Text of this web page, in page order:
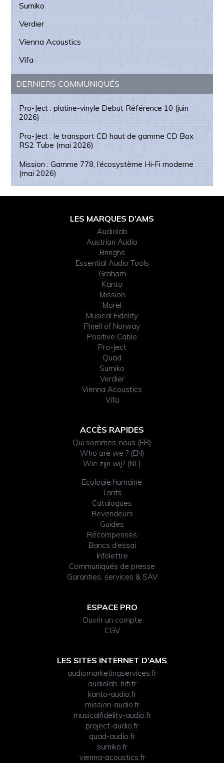
Sumiko
Verdier
Vienna Acoustics
Vifa
DERNIERS COMMUNIQUÉS
Pro-Ject : platine-vinyle Debut Référence 10 (juin
2026)
Pro-Ject : le transport CD haut de gamme CD Box
RS2 Tube (mai 2026)
Mission : Gamme 778, l’écosystème Hi‑Fi moderne
(mai 2026)
LES MARQUES D’AMS
Audiolab
Austrian Audio
Bringhs
Essential Audio Tools
Graham
Kanto
Mission
Morel
Musical Fidelity
Pinell of Norway
Positive Cable
Pro-Ject
Quad
Sumiko
Verdier
Vienna Acoustics
Vifa
ACCÈS RAPIDES
Qui sommes-nous (FR)
Who are we ? (EN)
Wie zijn wij? (NL)
Ecologie humaine
Tarifs
Catalogues
Revendeurs
Guides
Récompenses
Bancs d’essai
Infolettre
Communiqués de presse
Garanties, services & SAV
ESPACE PRO
Ouvrir un compte
CGV
LES SITES INTERNET D’AMS
audiomarketingservices.fr
audiolab-hifi.fr
kanto-audio.fr
mission-audio.fr
musicalfidelity-audio.fr
project-audio.fr
quad-audio.fr
sumiko.fr
vienna-acoustics.fr